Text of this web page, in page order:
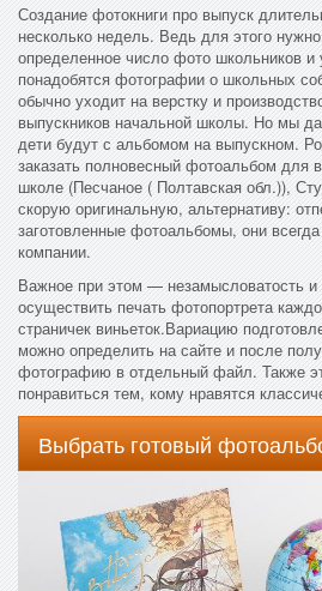
Создание фотокниги про выпуск
несколько недель. Ведь для этого
определенное число фото школьников и
понадобятся фотографии о школьных
обычно уходит на верстку и
выпускников начальной школы. Но мы
дети будут с альбомом на выпускном.
заказать полновесный фотоальбом для
школе (Песчаное ( Полтавская обл.)),
скорую оригинальную, альтернативу:
заготовленные фотоальбомы, они
компании.
Важное при этом — незамысловатость
осуществить печать фотопортрета
страничек виньеток.Вариацию
можно определить на сайте и после
фотографию в отдельный файл. Также
понравиться тем, кому нравятся
Выбрать готовый